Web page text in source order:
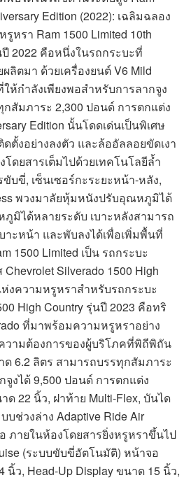
Edition (2022): เฉลิมฉลอง
หรา Ram 1500 Limited 10th
2022 คือหนึ่งในรถกระบะที่
ลิตมา ด้วยเครื่องยนต์ V6 Mild
ห้กำลังเพียงพอสำหรับการลากจูง
สัมภาระ 2,300 ปอนด์ การตกแต่ง
Edition นั้นโดดเด่นเป็นพิเศษ
ตั้งอย่างลงตัว และล้ออัลลอยขัดเงา
ดยสารเต็มไปด้วยเทคโนโลยีล้ำ
บขี่, เซ็นเซอร์กะระยะหน้า-หลัง,
พวงมาลัยหุ้มหนังปรับอุณหภูมิได้
มิได้หลายระดับ เบาะหลังสามารถ
าะหน้า และพับลงได้เพื่อเพิ่มพื้นที่
1500 Limited เป็น รถกระบะ
Silverado 1500 High
ห่งความหรูหราสำหรับรถกระบะ
High Country รุ่นปี 2023 คือทริ
ที่มาพร้อมความหรูหราอย่าง
วามต้องการของผู้บริโภคที่พิถีพิถัน
6.2 ลิตร สามารถบรรทุกสัมภาระ
งได้ 9,500 ปอนด์ การตกแต่ง
22 นิ้ว, ฝาท้าย Multi-Flex, บันได
ช่วงล่าง Adaptive Ride Air
ภายในห้องโดยสารยิ่งหรูหราขึ้นไป
(ระบบขับขี่อัตโนมัติ) หน้าจอ
นิ้ว, Head-Up Display ขนาด 15 นิ้ว,